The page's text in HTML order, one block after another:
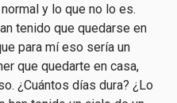
y lo que no lo es.
tenido que quedarse en
para mí eso sería un
que quedarte en casa,
¿Cuántos días dura? ¿Lo